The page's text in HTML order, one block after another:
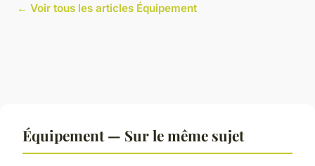
← Voir tous les articles Équipement
Équipement — Sur le même sujet